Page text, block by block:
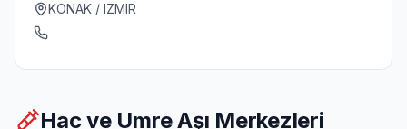
KONAK / IZMIR
Hac ve Umre Aşı Merkezleri